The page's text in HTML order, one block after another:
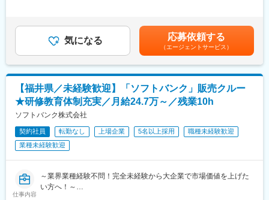
＜キャリアドック制度＞
同業他社では希望する仕事があっても、会社の都合で挑戦できな
いという事も転職理由の1つです。
当社では専任のキャリアアドバイザーがおり、キャリアアドバイ
ザーが社内に働きかける事で希望する仕事への挑戦を後押ししま
す。
エンジニアの遣り甲斐を大切にする当社だからこその取り組みで
す。
＜FA制度＞
度です。
転職をする必要なく、社内での新しいキャリアを形成し、貴方の
変更の範囲：本文参照
計・研究・開発の領域へとキャリアアップが実現できます。その
中で自分の成長や興味に合わせて活躍の場を選択することができ
ます。
【変更の範囲：会社の定める業務】
■希望するキャリアの実現を応援します：
当社では各エンジニアの方に対して選任のキャリアアドバザーを
ご準備しています。同業他社では案件担当の営業の判断でなかな
か勤務先を変える事が叶わず、希望する技術が身につかないとい
う事も転職理由の一つではありますが、当社ではキャリアアドバ
イザーが貴方の希望を実現するために案件担当の営業への働きか
けを行う事で希望するキャリアの実現を後押ししています。エン
言う当社ならではの制度です。
のご提示の実績もあります。賃金はあくまでも目安の金額であ
り、選考を通じて上下する可能性があります。月給(月額)は固定手
当を含めた表記です。
気になる 応募依頼する
（エージェントサービス）
【福井県／未経験歓迎】「ソフトバンク」販売クルー
★研修教育体制充実／月給24.7万～／残業10h
ソフトバンク株式会社
契約社員 転勤なし 上場企業 5名以上採用
職種未経験歓迎
業種未経験歓迎
仕事内容
～業界業種経験不問！完全未経験から大企業で市場価値を上げた
い方へ！～